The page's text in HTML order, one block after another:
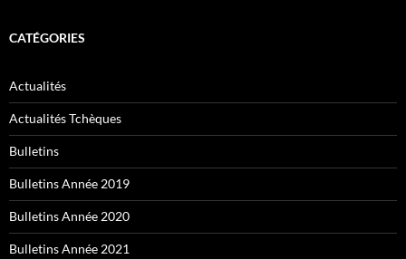
CATÉGORIES
Actualités
Actualités Tchèques
Bulletins
Bulletins Année 2019
Bulletins Année 2020
Bulletins Année 2021